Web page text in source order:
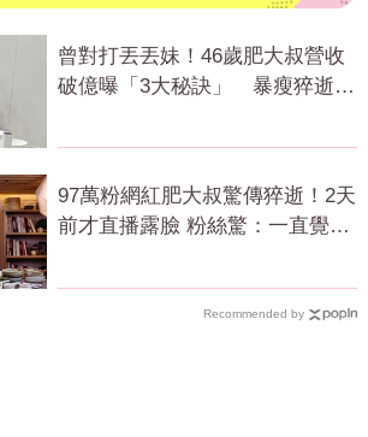
曾對打丟丟妹！46歲肥大叔營收
破億曝「3大秘訣」 暴瘦猝逝震
97萬粉網紅肥大叔驚傳猝逝！2天
前才直播露臉 粉絲驚：一直覺得
Recommended by